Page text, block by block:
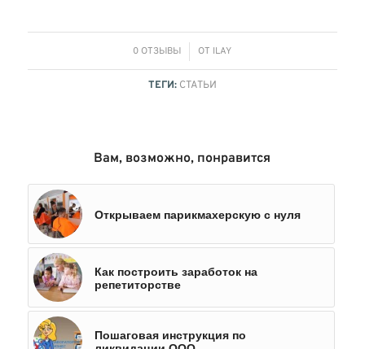
0 ОТЗЫВЫ
/ ОТ ILAY
ТЕГИ: СТАТЬИ
Вам, возможно, понравится
Открываем парикмахерскую с нуля
Как построить заработок на
репетиторстве
Пошаговая инструкция по